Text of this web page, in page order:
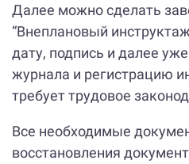
Далее можно сделать
“Внеплановый
дату, подпись и далее
журнала и регистрацию
требует трудовое
Все необходимые
восстановления